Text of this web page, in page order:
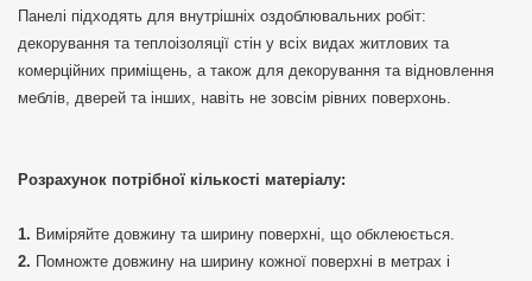
Панелі підходять для внутрішніх оздоблювальних робіт:
декорування та теплоізоляції стін у всіх видах житлових та
комерційних приміщень, а також для декорування та відновлення
меблів, дверей та інших, навіть не зовсім рівних поверхонь.
Розрахунок потрібної кількості матеріалу:
Виміряйте довжину та ширину поверхні, що обклеюється.
Помножте довжину на ширину кожної поверхні в метрах і